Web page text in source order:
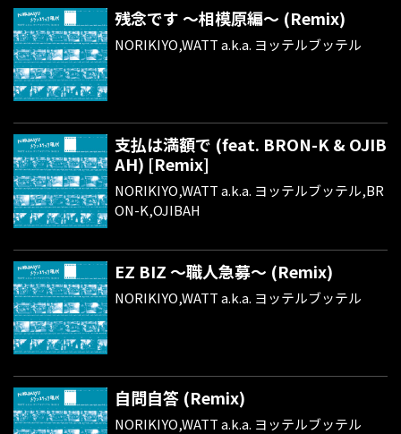
残念です ～相模原編～ (Remix)
NORIKIYO,WATT a.k.a. ヨッテルブッテル
支払は満額で (feat. BRON-K & OJIB
AH) [Remix]
NORIKIYO,WATT a.k.a. ヨッテルブッテル,BR
ON-K,OJIBAH
EZ BIZ ～職人急募～ (Remix)
NORIKIYO,WATT a.k.a. ヨッテルブッテル
自問自答 (Remix)
NORIKIYO,WATT a.k.a. ヨッテルブッテル